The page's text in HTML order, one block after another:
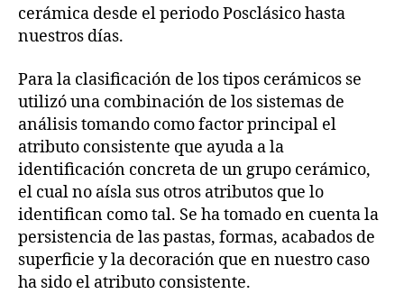
cerámica desde el periodo Posclásico hasta
nuestros días.
Para la clasificación de los tipos cerámicos se
utilizó una combinación de los sistemas de
análisis tomando como factor principal el
atributo consistente que ayuda a la
identificación concreta de un grupo cerámico,
el cual no aísla sus otros atributos que lo
identifican como tal. Se ha tomado en cuenta la
persistencia de las pastas, formas, acabados de
superficie y la decoración que en nuestro caso
ha sido el atributo consistente.